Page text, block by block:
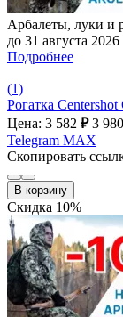
Арбалеты, луки и
до 31 августа 2026
Подробнее
(1)
Рогатка
Цена: 3 582 ₽ 3 980
Telegram MAX
Скопировать
В корзину
Скидка 10%